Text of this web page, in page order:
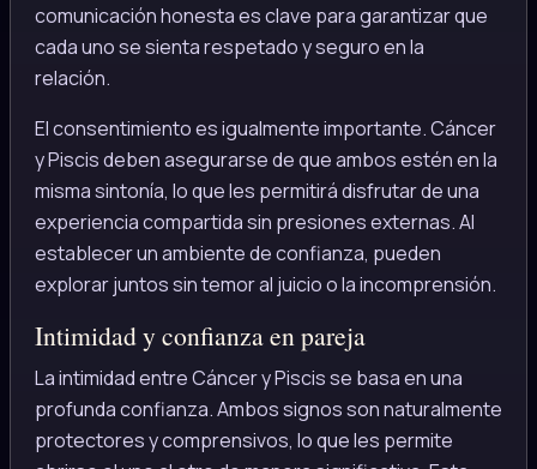
comunicación honesta es clave para garantizar que
cada uno se sienta respetado y seguro en la
relación.
El consentimiento es igualmente importante. Cáncer
y Piscis deben asegurarse de que ambos estén en la
misma sintonía, lo que les permitirá disfrutar de una
experiencia compartida sin presiones externas. Al
establecer un ambiente de confianza, pueden
explorar juntos sin temor al juicio o la incomprensión.
Intimidad y confianza en pareja
La intimidad entre Cáncer y Piscis se basa en una
profunda confianza. Ambos signos son naturalmente
protectores y comprensivos, lo que les permite